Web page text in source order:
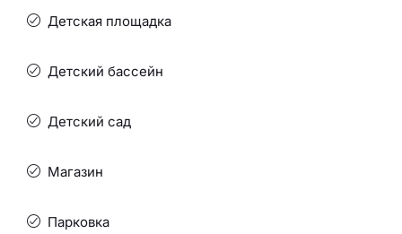
Детская площадка
Детский бассейн
Детский сад
Магазин
Парковка